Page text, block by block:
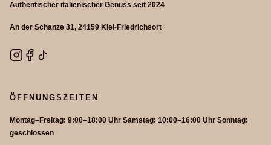
Authentischer italienischer Genuss seit 2024
An der Schanze 31, 24159 Kiel-Friedrichsort
ÖFFNUNGSZEITEN
Montag–Freitag: 9:00–18:00 Uhr Samstag: 10:00–16:00 Uhr Sonntag:
geschlossen